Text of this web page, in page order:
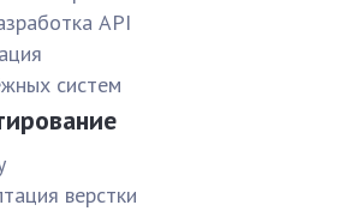
API
систем
верстки